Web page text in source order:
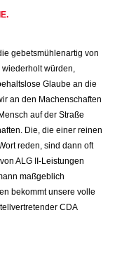
gebetsmühlenartig von
wiederholt würden,
Glaube an die
an den Machenschaften
auf der Straße
Die, die einer reinen
reden, sind dann oft
ALG II-Leistungen
maßgeblich
bekommt unsere volle
CDA